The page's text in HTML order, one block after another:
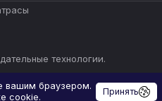
технологии.
текстовую,
права и прав на
вашим браузером.
cookie.
Принять